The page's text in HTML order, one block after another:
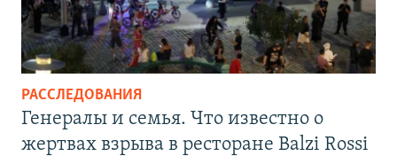
РАССЛЕДОВАНИЯ
Генералы и семья. Что известно о
жертвах взрыва в ресторане Balzi Rossi